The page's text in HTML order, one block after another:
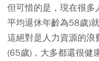
但可惜的是，現在很
平均退休年齡為58歲)
這絕對是人力資源的浪
(65歲)，大多都還很健